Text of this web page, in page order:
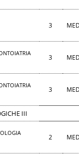
3
3
3
III
2